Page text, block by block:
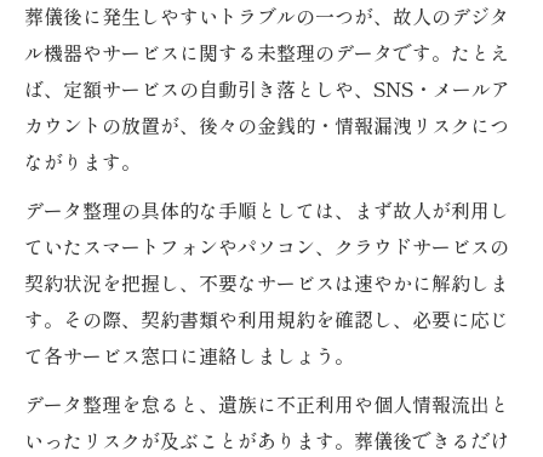
葬儀後に発生しやすいトラブルの一つが、故人のデジタ
ル機器やサービスに関する未整理のデータです。たとえ
ば、定額サービスの自動引き落としや、SNS・メールア
カウントの放置が、後々の金銭的・情報漏洩リスクにつ
ながります。
データ整理の具体的な手順としては、まず故人が利用し
ていたスマートフォンやパソコン、クラウドサービスの
契約状況を把握し、不要なサービスは速やかに解約しま
す。その際、契約書類や利用規約を確認し、必要に応じ
て各サービス窓口に連絡しましょう。
データ整理を怠ると、遺族に不正利用や個人情報流出と
いったリスクが及ぶことがあります。葬儀後できるだけ